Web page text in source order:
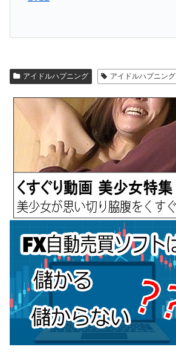
アイドルハプニング アイドルハプニング